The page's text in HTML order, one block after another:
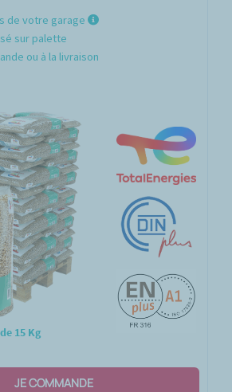
15 Kg
de votre garage
sur palette
ou à la livraison
JE COMMANDE